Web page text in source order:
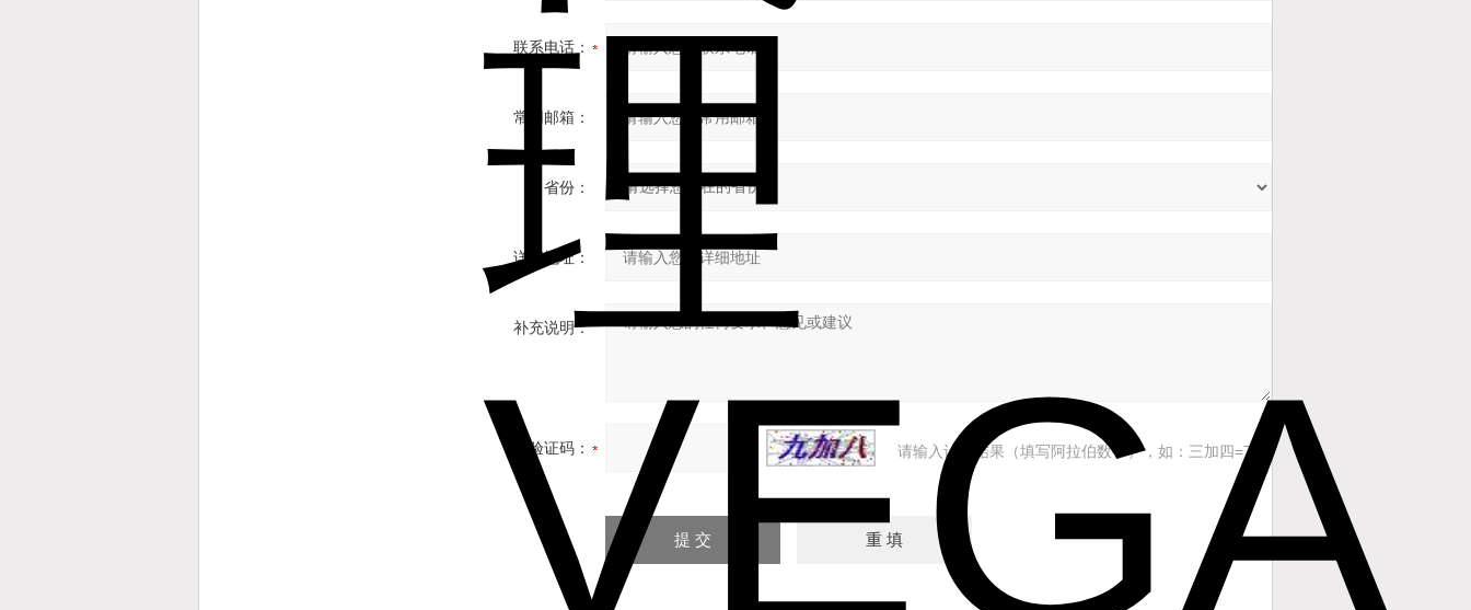
联系电话：
常用邮箱：
省份：
详细地址：
补充说明：
验证码： 请输入计算结果（填写阿拉伯数字），如：三加四=7